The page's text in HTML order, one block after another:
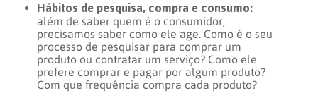
Hábitos de pesquisa, compra e consumo:
além de saber quem é o consumidor,
precisamos saber como ele age. Como é o seu
processo de pesquisar para comprar um
produto ou contratar um serviço? Como ele
prefere comprar e pagar por algum produto?
Com que frequência compra cada produto?